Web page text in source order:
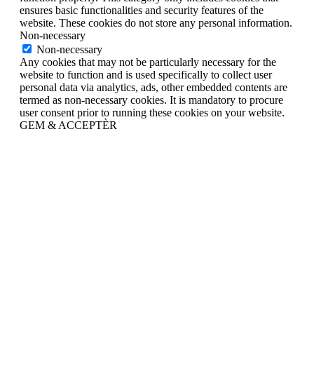
ensures basic functionalities and security features of the
website. These cookies do not store any personal information.
Non-necessary
Non-necessary
Any cookies that may not be particularly necessary for the
website to function and is used specifically to collect user
personal data via analytics, ads, other embedded contents are
termed as non-necessary cookies. It is mandatory to procure
user consent prior to running these cookies on your website.
GEM & ACCEPTÈR